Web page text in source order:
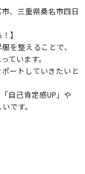
、三重県桑名市四日
】
を整えることで、
ています。
ートしていきたいと
自己肯定感UP」や
です。